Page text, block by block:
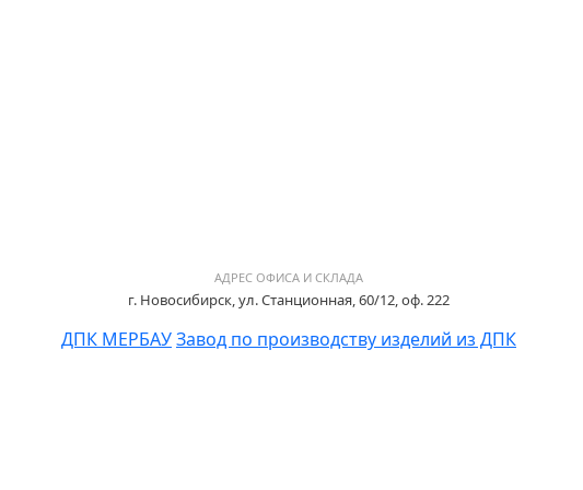
АДРЕС ОФИСА И СКЛАДА
г. Новосибирск, ул. Станционная, 60/12, оф. 222
ДПК МЕРБАУЗавод по производству изделий из ДПК